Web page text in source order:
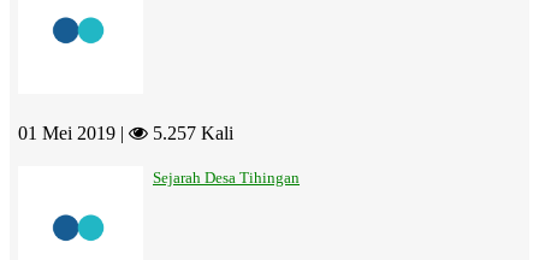
01 Mei 2019 | 5.257 Kali
Sejarah Desa Tihingan